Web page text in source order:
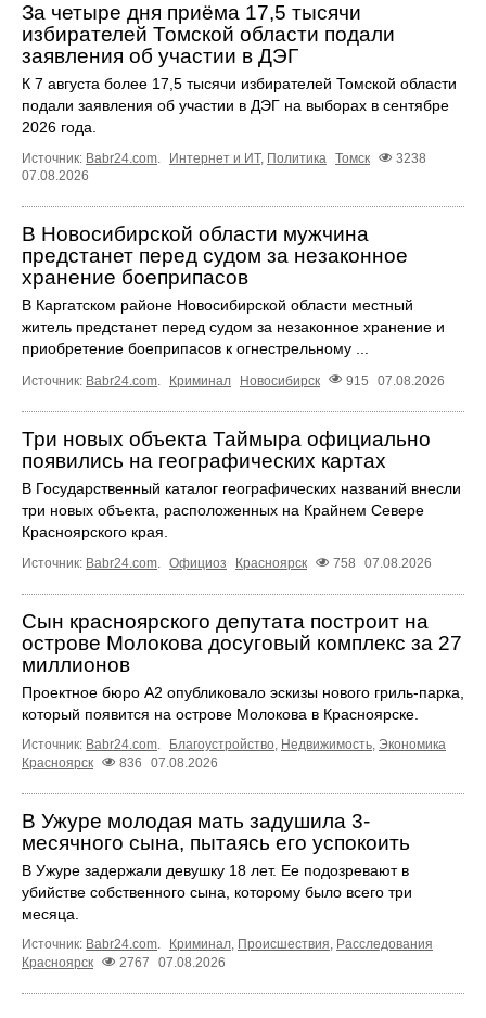
За четыре дня приёма 17,5 тысячи
избирателей Томской области подали
заявления об участии в ДЭГ
К 7 августа более 17,5 тысячи избирателей Томской области
подали заявления об участии в ДЭГ на выборах в сентябре
2026 года.
Источник: Babr24.com. Интернет и ИТ, Политика Томск
3238
07.08.2026
В Новосибирской области мужчина
предстанет перед судом за незаконное
хранение боеприпасов
В Каргатском районе Новосибирской области местный
житель предстанет перед судом за незаконное хранение и
приобретение боеприпасов к огнестрельному ...
Источник: Babr24.com Криминал Новосибирск 915 07.08.2026
Три новых объекта Таймыра официально
появились на географических картах
В Государственный каталог географических названий внесли
три новых объекта, расположенных на Крайнем Севере
Красноярского края.
Источник: Babr24.com Официоз Красноярск 758 07.08.2026
Сын красноярского депутата построит на
острове Молокова досуговый комплекс за 27
миллионов
Проектное бюро А2 опубликовало эскизы нового гриль-парка,
который появится на острове Молокова в Красноярске.
Источник: Babr24.com Благоустройство Недвижимость Экономика
Красноярск
836 07.08.2026
В Ужуре молодая мать задушила 3-
месячного сына, пытаясь его успокоить
В Ужуре задержали девушку 18 лет. Ее подозревают в
убийстве собственного сына, которому было всего три
месяца.
Источник: Babr24.com Криминал Происшествия Расследования
Красноярск
2767 07.08.2026